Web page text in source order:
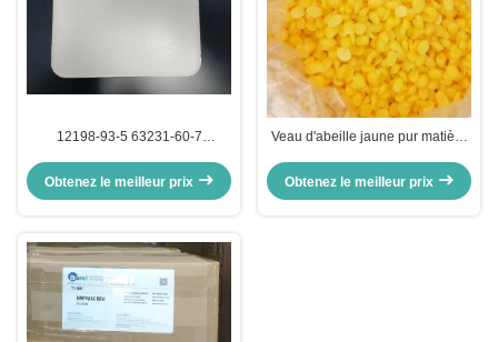
12198-93-5 63231-60-7
Solide cireux facile à fondre lisse
Obtenez le meilleur prix
Veau d'abeille jaune pur matière
CAS n° 8006-40-4
Obtenez le meilleur prix